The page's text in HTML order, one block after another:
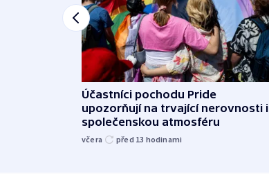
Účastníci pochodu Pride
upozorňují na trvající nerovnosti i
společenskou atmosféru
včera před 13 hodinami